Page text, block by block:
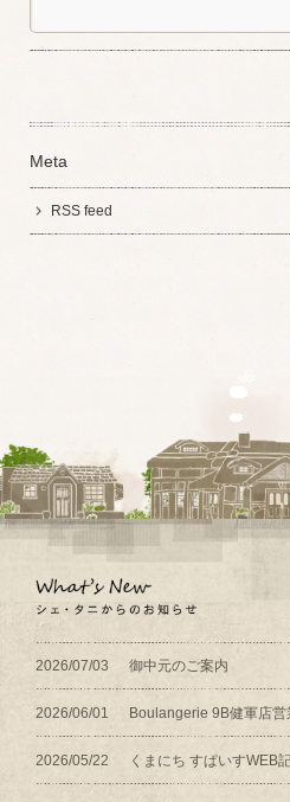
Meta
RSS feed
2026/07/03 御中元のご案内
2026/06/01 Boulangerie 9B健軍店
2026/05/22 くまにち すぱいすWEB